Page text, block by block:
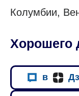
Колумбии,
Хорошего
в